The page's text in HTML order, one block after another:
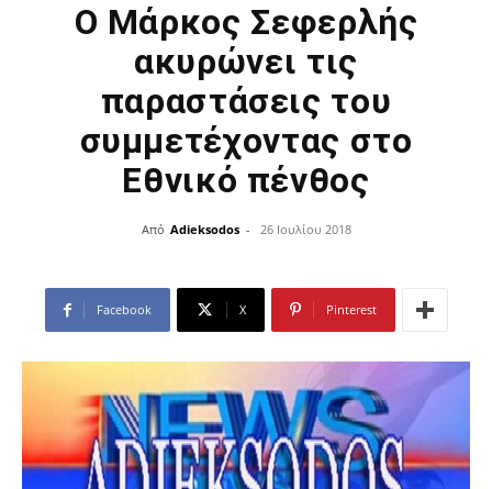
Ο Μάρκος Σεφερλής
ακυρώνει τις
παραστάσεις του
συμμετέχοντας στο
Εθνικό πένθος
Από Adieksodos - 26 Ιουλίου 2018
Facebook X Pinterest